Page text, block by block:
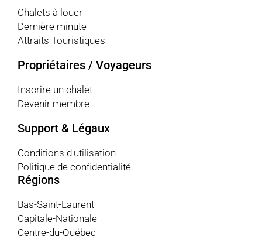
Chalets à louer
Dernière minute
Attraits Touristiques
Propriétaires / Voyageurs
Inscrire un chalet
Devenir membre
Support & Légaux
Conditions d'utilisation
Politique de confidentialité
Régions
Bas-Saint-Laurent
Capitale-Nationale
Centre-du-Québec